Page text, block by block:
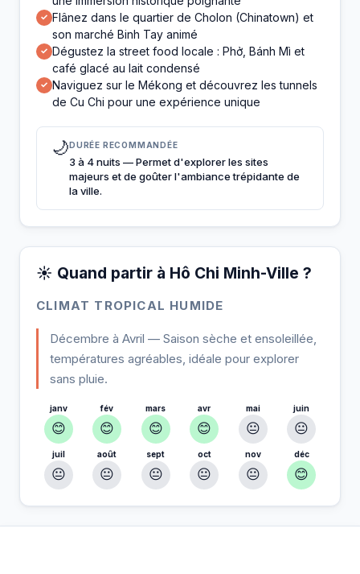
✓ Flânez dans le quartier de Cholon (Chinatown) et
son marché Binh Tay animé
✓ Dégustez la street food locale : Phở, Bánh Mì et
café glacé au lait condensé
✓ Naviguez sur le Mékong et découvrez les tunnels
de Cu Chi pour une expérience unique
🌙DURÉE RECOMMANDÉE
3 à 4 nuits — Permet d'explorer les sites
majeurs et de goûter l'ambiance trépidante de
la ville.
☀️ Quand partir à Hô Chi Minh-Ville ?
CLIMAT TROPICAL HUMIDE
Décembre à Avril — Saison sèche et ensoleillée,
températures agréables, idéale pour explorer
sans pluie.
janv
😊
fév
😊
mars
😊
avr
😊
mai
😐
juin
😐
juil
😐
août
😐
sept
😐
oct
😐
nov
😐
déc
😊